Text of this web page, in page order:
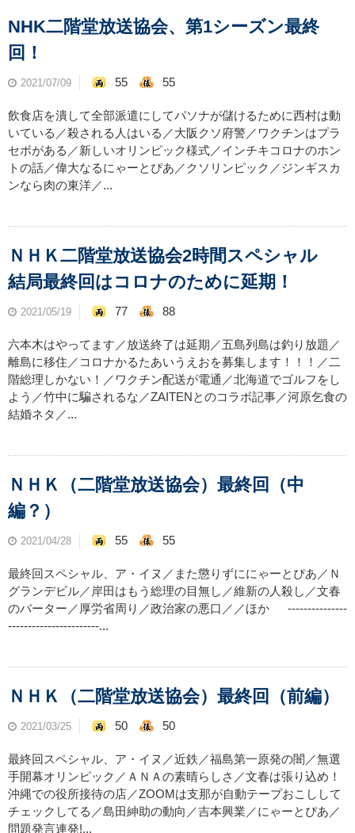
NHK二階堂放送協会、第1シーズン最終
回！
2021/07/09 55 55
飲食店を潰して全部派遣にしてパソナが儲けるために西村は動
いている／殺される人はいる／大阪クソ府警／ワクチンはプラ
セボがある／新しいオリンピック様式／インチキコロナのホン
トの話／偉大なるにゃーとぴあ／クソリンピック／ジンギスカ
ンなら肉の東洋／...
ＮＨＫ二階堂放送協会2時間スペシャル
結局最終回はコロナのために延期！
2021/05/19 77 88
六本木はやってます／放送終了は延期／五島列島は釣り放題／
離島に移住／コロナかるたあいうえおを募集します！！！／二
階総理しかない！／ワクチン配送が電通／北海道でゴルフをし
よう／竹中に騙されるな／ZAITENとのコラボ記事／河原乞食の
結婚ネタ／...
ＮＨＫ（二階堂放送協会）最終回（中
編？）
2021/04/28 55 55
最終回スペシャル、ア・イヌ／また懲りずににゃーとぴあ／Ｎ
グランデビル／岸田はもう総理の目無し／維新の人殺し／文春
のバーター／厚労省周り／政治家の悪口／／ほか ---------------
-----------------------...
ＮＨＫ（二階堂放送協会）最終回（前編）
2021/03/25 50 50
最終回スペシャル、ア・イヌ／近鉄／福島第一原発の闇／無選
手開幕オリンピック／ＡＮＡの素晴らしさ／文春は張り込め！
沖縄での役所接待の店／ZOOMは支那が自動テープおこしして
チェックしてる／島田紳助の動向／吉本興業／にゃーとぴあ／
問題発言連発!...